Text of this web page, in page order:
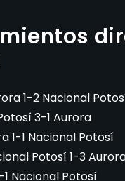
1-2 Nacional
3-1 Aurora
1-1 Nacional Potosí
Potosí 1-3
Nacional Potosí